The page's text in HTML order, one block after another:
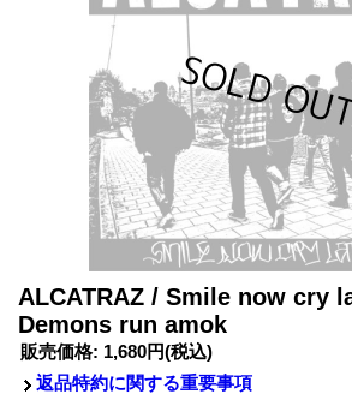
ALCATRAZ / Smile now cry
Demons run amok
販売価格: 1,680円(税込)
返品特約に関する重要事項